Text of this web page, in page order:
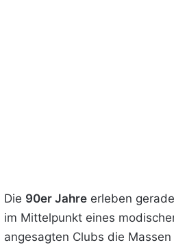
Die 90er Jahre erleben
im Mittelpunkt eines
angesagten Clubs die